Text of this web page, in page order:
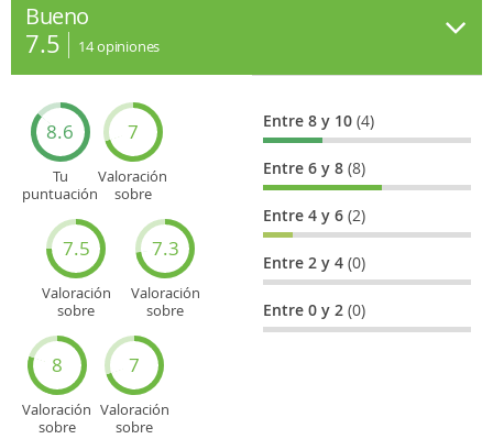
Bueno
7.5 14opiniones
8.6
Tu
puntuación
7
Valoración
sobre
7.5
Valoración
sobre
7.3
Valoración
sobre
turísticos
8
Valoración
sobre
7
Valoración
sobre
Entre 8 y 10(4)
Entre 6 y 8(8)
Entre 4 y 6(2)
Entre 2 y 4(0)
Entre 0 y 2(0)